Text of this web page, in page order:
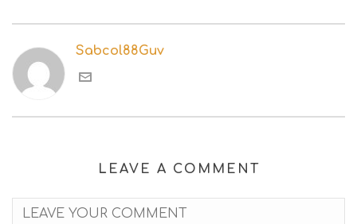
Sabcol88Guv
LEAVE A COMMENT